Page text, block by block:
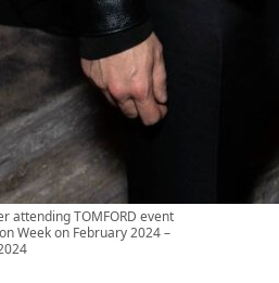
attending TOMFORD event
Week on February 2024 –